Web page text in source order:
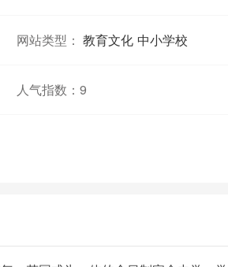
网站类型： 教育文化 中小学校
人气指数： 9